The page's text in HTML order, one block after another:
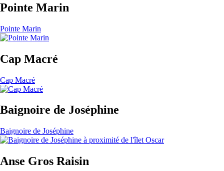
Pointe Marin
Pointe Marin
Cap Macré
Cap Macré
Baignoire de Joséphine
Baignoire de Joséphine
Anse Gros Raisin